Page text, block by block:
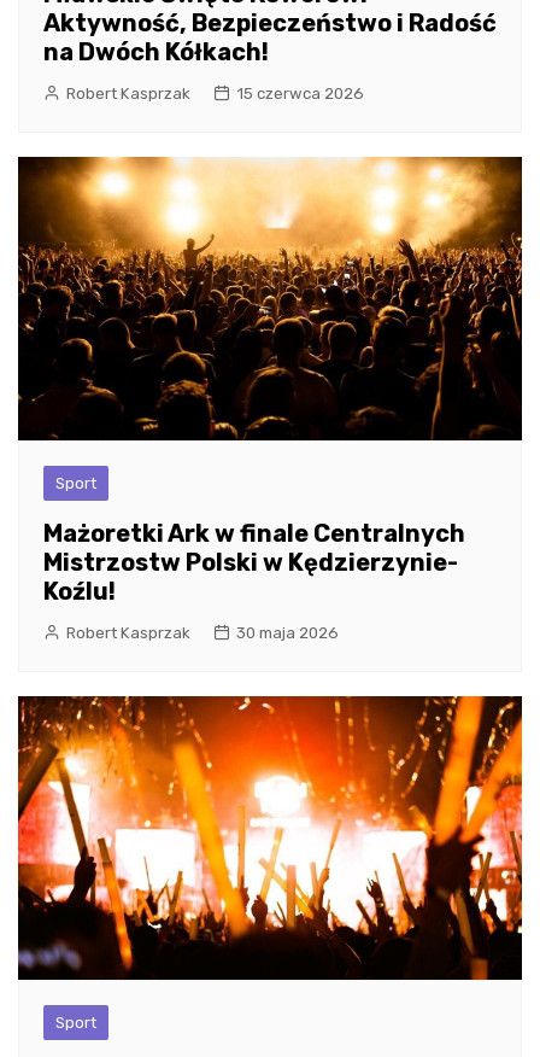
Aktywność, Bezpieczeństwo i Radość
na Dwóch Kółkach!
Robert Kasprzak 15 czerwca 2026
Sport
Mażoretki Ark w finale Centralnych
Mistrzostw Polski w Kędzierzynie-
Koźlu!
Robert Kasprzak 30 maja 2026
Sport